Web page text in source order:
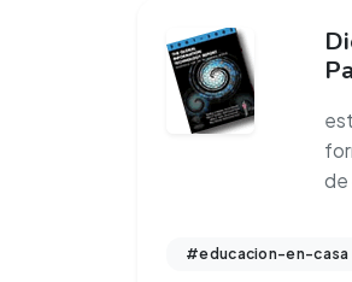
de
#educacion-en-casa